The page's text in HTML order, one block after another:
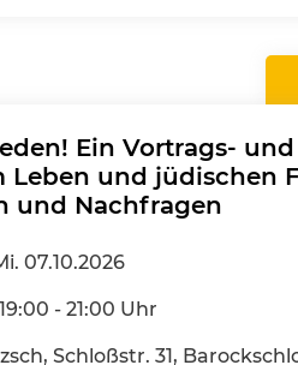
Ein Vortrags-
Leben und jüdischen
und Nachfragen
07.10.2026
19:00 - 21:00 Uhr
Schloßstr. 31,